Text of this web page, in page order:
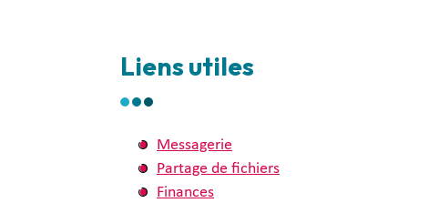
Liens utiles
Messagerie
Partage de fichiers
Finances